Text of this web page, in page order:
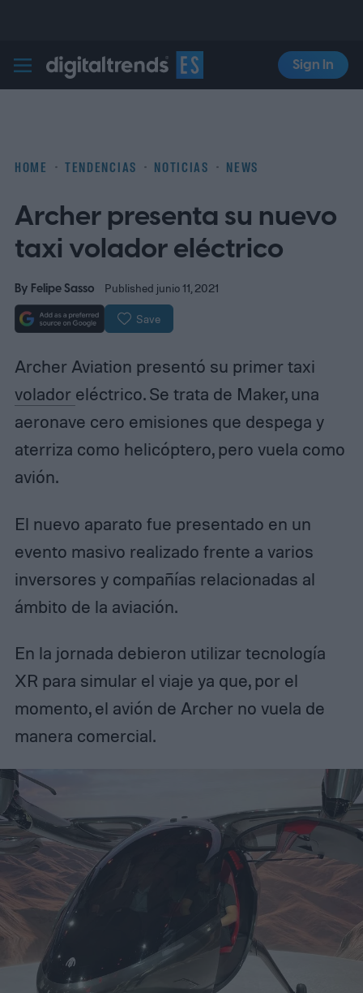
Digital Trends Español
Sign In
HOME TENDENCIAS NOTICIAS NEWS
Archer presenta su nuevo
taxi volador eléctrico
By Felipe Sasso Published junio 11, 2021
Save
Archer Aviation presentó su primer taxi
volador eléctrico. Se trata de Maker, una
aeronave cero emisiones que despega y
aterriza como helicóptero, pero vuela como
avión.
El nuevo aparato fue presentado en un
evento masivo realizado frente a varios
inversores y compañías relacionadas al
ámbito de la aviación.
En la jornada debieron utilizar tecnología
XR para simular el viaje ya que, por el
momento, el avión de Archer no vuela de
manera comercial.